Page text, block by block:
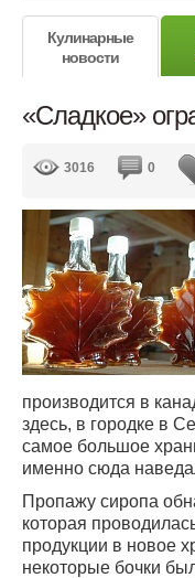
Кулинарные
новости
«Сладкое»
3016 0
производится в
здесь, в городке в
самое большое
именно сюда
Пропажу сиропа
которая
продукции в новое
некоторые бочки